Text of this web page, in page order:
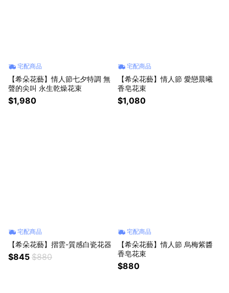
宅配商品
【希朵花藝】情人節七夕特調 無
聲的尖叫 永生乾燥花束
$1,980
宅配商品
【希朵花藝】情人節 愛戀晨曦
香皂花束
$1,080
宅配商品
【希朵花藝】摺雲-質感白瓷花器
$845 $880
宅配商品
【希朵花藝】情人節 烏梅紫醬
香皂花束
$880